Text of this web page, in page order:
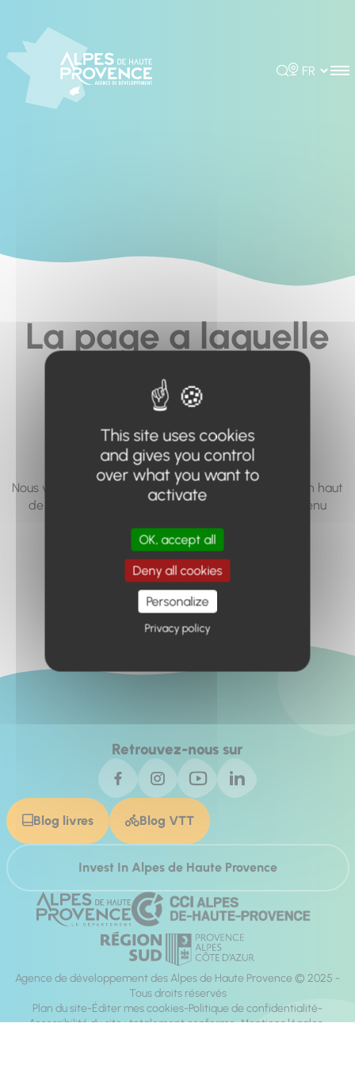
Rechercher
Choisir la
La page a laquelle
vous cherchez à
accéder n'existe
pas... ou plus.
Nous vous invitons à utiliser le moteur de recherche en haut
de page, ou à utiliser le menu pour trouver le contenu
Retour à l'accueil
Retrouvez-nous sur
Blog livres Blog VTT
Invest In Alpes de Haute Provence
Agence de développement des Alpes de Haute Provence © 2025 -
Tous droits réservés
Plan du site Éditer mes cookies Politique de confidentialité
Accessibilité du site : totalement conforme Mentions légales
This site uses cookies
and gives you control
over what you want to
activate
OK, accept all
Deny all cookies
Personalize
Privacy policy